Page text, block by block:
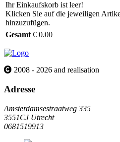
Ihr Einkaufskorb ist leer!
Klicken Sie auf die jeweiligen
hinzuzufügen.
Gesamt € 0.00
2008 - 2026 and realisation
Adresse
Amsterdamsestraatweg 335
3551CJ Utrecht
0681519913